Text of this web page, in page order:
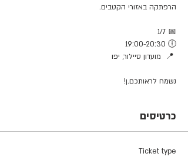
הרפתקה באזורי הקטבים.
1/7 📅
19:00-20:30 🕕
נשמח לראותכם.ן!
כרטיסים
Ticket type